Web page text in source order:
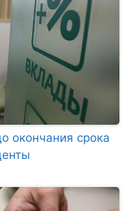
окончания срока